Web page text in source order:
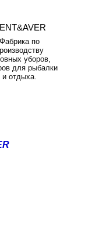
Фабрика по
уборов,
для рыбалки
и отдыха.